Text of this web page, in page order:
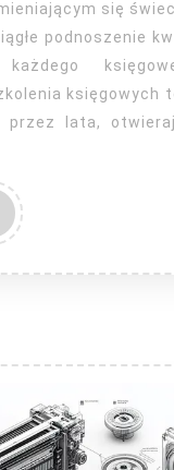
podnoszenie
księgowych
przez lata,